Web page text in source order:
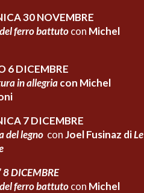
30 NOVEMBRE
ferro battutocon Michel
6 DICEMBRE
in allegriacon Michel
7 DICEMBRE
del legno conJoel Fusinaz diLe
8 DICEMBRE
ferro battutocon Michel